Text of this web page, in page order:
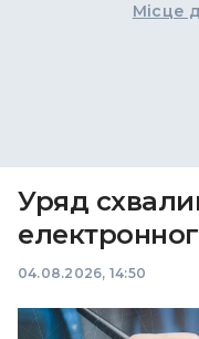
Місце
Уряд
04.08.2026, 14:50